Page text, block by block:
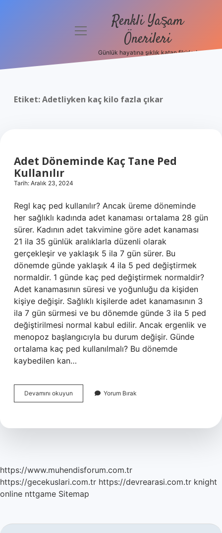
Politikası
menüyü
Renkli Yaşam
Önerileri
Günlük hayatına şıklık katan fikirler!
Etiket:Adetliyken kaç kilo fazla çıkar
Adet Döneminde Kaç Tane Ped
Kullanılır
Tarih: Aralık 23, 2024
Regl kaç ped kullanılır? Ancak üreme döneminde
her sağlıklı kadında adet kanaması ortalama 28 gün
sürer. Kadının adet takvimine göre adet kanaması
21 ila 35 günlük aralıklarla düzenli olarak
gerçekleşir ve yaklaşık 5 ila 7 gün sürer. Bu
dönemde günde yaklaşık 4 ila 5 ped değiştirmek
normaldir. 1 günde kaç ped değiştirmek normaldir?
Adet kanamasının süresi ve yoğunluğu da kişiden
kişiye değişir. Sağlıklı kişilerde adet kanamasının 3
ila 7 gün sürmesi ve bu dönemde günde 3 ila 5 ped
değiştirilmesi normal kabul edilir. Ancak ergenlik ve
menopoz başlangıcıyla bu durum değişir. Günde
ortalama kaç ped kullanılmalı? Bu dönemde
kaybedilen kan…
Devamını okuyun
Döneminde
Ped
Yorum Bırak
https://www.muhendisforum.com.tr
https://gecekuslari.com.tr https://devrearasi.com.tr knight
online nttgame Sitemap